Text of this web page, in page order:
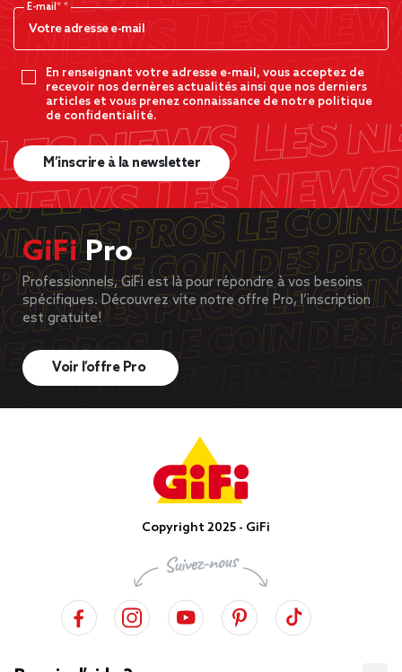
E-mail*
En renseignant votre adresse e-mail, vous acceptez de
recevoir nos dernères actualités ainsi que nos derniers
articles et vous prenez connaissance de notre politique
de confidentialité.
M’inscrire à la newsletter
GiFiPro
Professionnels, GiFi est là pour répondre à vos besoins
spécifiques. Découvrez vite notre offre Pro, l’inscription
est gratuite!
Voir l’offre Pro
Copyright 2025 - GiFi